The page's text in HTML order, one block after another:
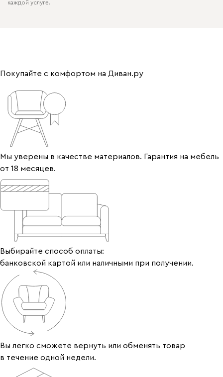
каждой услуге.
Покупайте с комфортом на Диван.ру
Мы уверены в качестве материалов. Гарантия на мебель
от 18 месяцев.
Выбирайте способ оплаты:
банковской картой или наличными при получении.
Вы легко сможете вернуть или обменять товар
в течение одной недели.